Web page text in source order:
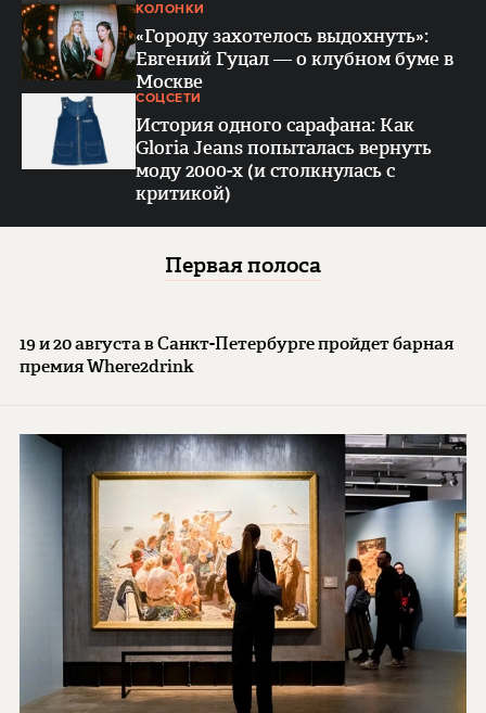
КОЛОНКИ
«Городу захотелось выдохнуть»:
Евгений Гуцал — о клубном буме в
Москве
СОЦСЕТИ
История одного сарафана: Как
Gloria Jeans попыталась вернуть
моду 2000-х (и столкнулась с
критикой)
Первая полоса
19 и 20 августа в Санкт-Петербурге пройдет барная
премия Where2drink